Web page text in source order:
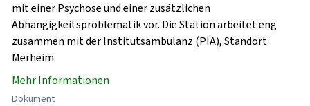
mit einer Psychose und einer zusätzlichen
Abhängigkeitsproblematik vor. Die Station arbeitet eng
zusammen mit der Institutsambulanz (PIA), Standort
Merheim.
Mehr Informationen
Dokument